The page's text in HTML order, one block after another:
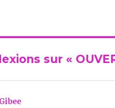
sur «